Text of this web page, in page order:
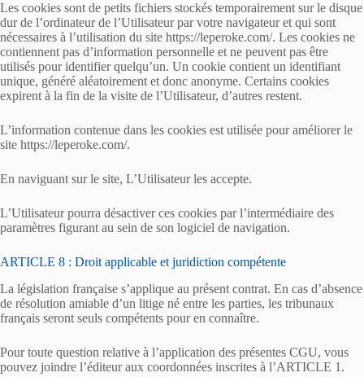
Les cookies sont de petits fichiers stockés temporairement sur le disque
dur de l’ordinateur de l’Utilisateur par votre navigateur et qui sont
nécessaires à l’utilisation du site https://leperoke.com/. Les cookies ne
contiennent pas d’information personnelle et ne peuvent pas être
utilisés pour identifier quelqu’un. Un cookie contient un identifiant
unique, généré aléatoirement et donc anonyme. Certains cookies
expirent à la fin de la visite de l’Utilisateur, d’autres restent.
L’information contenue dans les cookies est utilisée pour améliorer le
site https://leperoke.com/.
En naviguant sur le site, L’Utilisateur les accepte.
L’Utilisateur pourra désactiver ces cookies par l’intermédiaire des
paramètres figurant au sein de son logiciel de navigation.
ARTICLE 8 : Droit applicable et juridiction compétente
La législation française s’applique au présent contrat. En cas d’absence
de résolution amiable d’un litige né entre les parties, les tribunaux
français seront seuls compétents pour en connaître.
Pour toute question relative à l’application des présentes CGU, vous
pouvez joindre l’éditeur aux coordonnées inscrites à l’ARTICLE 1.